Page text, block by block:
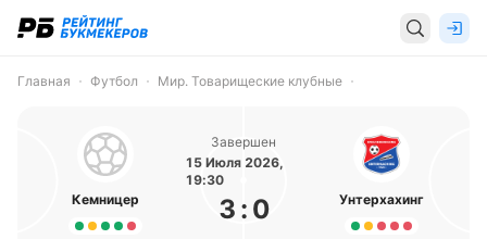
Главная Футбол Мир. Товарищеские клубные
Кемницер
Завершен
15 Июля 2026,
19:30
3 : 0 Унтерхахинг